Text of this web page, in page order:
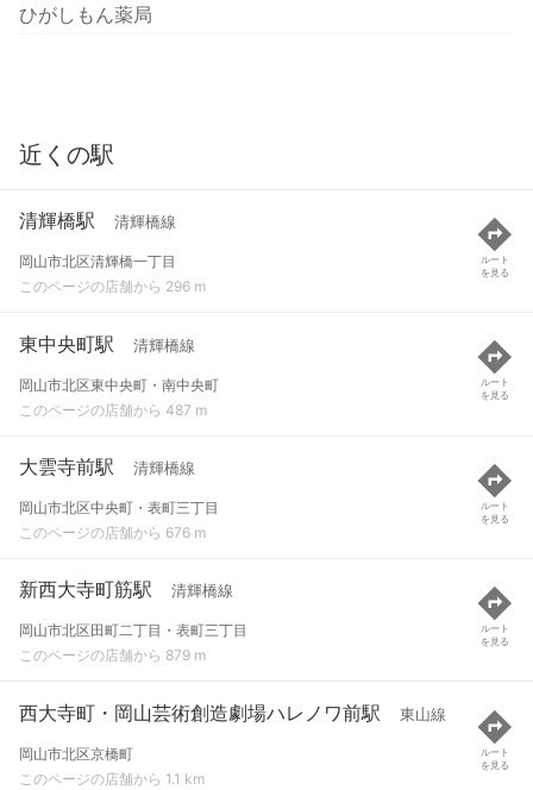
ひがしもん薬局
近くの駅
清輝橋駅 清輝橋線
岡山市北区清輝橋一丁目
このページの店舗から 296 m
ルート
を見る
東中央町駅 清輝橋線
岡山市北区東中央町・南中央町
このページの店舗から 487 m
ルート
を見る
大雲寺前駅 清輝橋線
岡山市北区中央町・表町三丁目
このページの店舗から 676 m
ルート
を見る
新西大寺町筋駅 清輝橋線
岡山市北区田町二丁目・表町三丁目
このページの店舗から 879 m
ルート
を見る
西大寺町・岡山芸術創造劇場ハレノワ前駅 東山線
岡山市北区京橋町
このページの店舗から 1.1 km
ルート
を見る